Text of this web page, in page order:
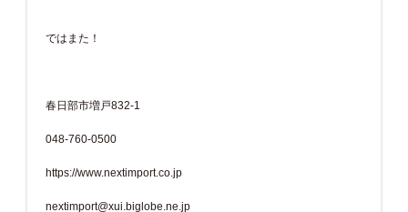
ではまた！
春日部市増戸832-1
048-760-0500
https://www.nextimport.co.jp
nextimport@xui.biglobe.ne.jp